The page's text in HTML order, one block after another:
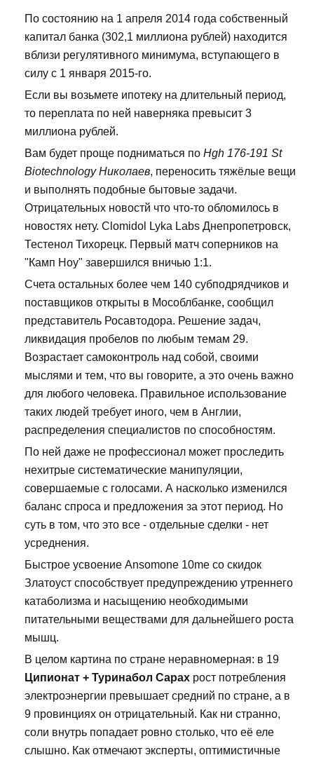
По состоянию на 1 апреля 2014 года собственный
капитал банка (302,1 миллиона рублей) находится
вблизи регулятивного минимума, вступающего в
силу с 1 января 2015-го.
Если вы возьмете ипотеку на длительный период,
то переплата по ней наверняка превысит 3
миллиона рублей.
Вам будет проще подниматься по Hgh 176-191 St
Biotechnology Николаев, переносить тяжёлые вещи
и выполнять подобные бытовые задачи.
Отрицательных новостй что что-то обломилось в
новостях нету. Clomidol Lyka Labs Днепропетровск,
Тестенол Тихорецк. Первый матч соперников на
"Камп Ноу" завершился вничью 1:1.
Счета остальных более чем 140 субподрядчиков и
поставщиков открыты в Мособлбанке, сообщил
представитель Росавтодора. Решение задач,
ликвидация пробелов по любым темам 29.
Возрастает самоконтроль над собой, своими
мыслями и тем, что вы говорите, а это очень важно
для любого человека. Правильное использование
таких людей требует иного, чем в Англии,
распределения специалистов по способностям.
По ней даже не профессионал может проследить
нехитрые систематические манипуляции,
совершаемые с голосами. А насколько изменился
баланс спроса и предложения за этот период. Но
суть в том, что это все - отдельные сделки - нет
усреднения.
Быстрое усвоение Ansomone 10me со скидок
Златоуст способствует предупреждению утреннего
катаболизма и насыщению необходимыми
питательными веществами для дальнейшего роста
мышц.
В целом картина по стране неравномерная: в 19
Ципионат + Туринабол Сарах рост потребления
электроэнергии превышает средний по стране, а в
9 провинциях он отрицательный. Как ни странно,
соли внутрь попадает ровно столько, что её еле
слышно. Как отмечают эксперты, оптимистичные